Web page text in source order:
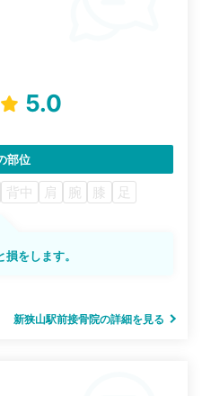
5.0
部位
背中 肩 腕 膝 足
をします。
新狭山駅前接骨院の詳細を見る